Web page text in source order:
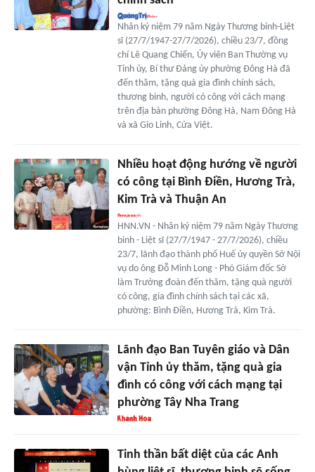
Nhân kỷ niệm 79 năm Ngày Thương binh-Liệt
sĩ (27/7/1947-27/7/2026), chiều 23/7, đồng
chí Lê Quang Chiến, Ủy viên Ban Thường vụ
Tỉnh ủy, Bí thư Đảng ủy phường Đông Hà đã
đến thăm, tặng quà gia đình chính sách,
thương binh, người có công với cách mạng
trên địa bàn phường Đông Hà, Nam Đông Hà
và xã Gio Linh, Cửa Việt.
Nhiều hoạt động hướng về người
có công tại Bình Điền, Hương Trà,
Kim Trà và Thuận An
HNN.VN - Nhân kỷ niệm 79 năm Ngày Thương
binh - Liệt sĩ (27/7/1947 - 27/7/2026), chiều
23/7, lãnh đạo thành phố Huế ủy quyền Sở Nội
vụ do ông Đỗ Minh Long - Phó Giám đốc Sở
làm Trưởng đoàn đến thăm, tặng quà người
có công, gia đình chính sách tại các xã,
phường: Bình Điền, Hương Trà, Kim Trà.
Lãnh đạo Ban Tuyên giáo và Dân
vận Tỉnh ủy thăm, tặng quà gia
đình có công với cách mạng tại
phường Tây Nha Trang
Tinh thần bất diệt của các Anh